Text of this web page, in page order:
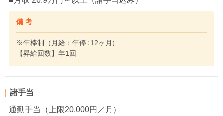
備 考
※年棒制（月給：年俸÷12ヶ月）
【昇給回数】年1回
諸手当
通勤手当（上限20,000円／月）